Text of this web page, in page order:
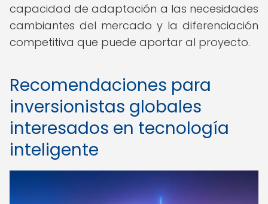
capacidad de adaptación a las necesidades
cambiantes del mercado y la diferenciación
competitiva que puede aportar al proyecto.
Recomendaciones para
inversionistas globales
interesados en tecnología
inteligente